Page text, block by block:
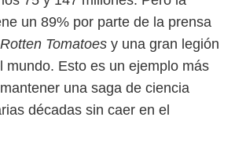
un 89% por parte de la prensa
Rotten Tomatoes y una gran legión
mundo. Esto es un ejemplo más
una saga de ciencia
décadas sin caer en el